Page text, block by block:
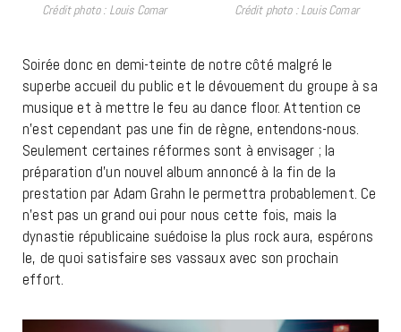
Crédit photo : Louis Comar Crédit photo : Louis Comar
Soirée donc en demi-teinte de notre côté malgré le
superbe accueil du public et le dévouement du groupe à sa
musique et à mettre le feu au dance floor. Attention ce
n’est cependant pas une fin de règne, entendons-nous.
Seulement certaines réformes sont à envisager ; la
préparation d’un nouvel album annoncé à la fin de la
prestation par Adam Grahn le permettra probablement. Ce
n’est pas un grand oui pour nous cette fois, mais la
dynastie républicaine suédoise la plus rock aura, espérons
le, de quoi satisfaire ses vassaux avec son prochain
effort.